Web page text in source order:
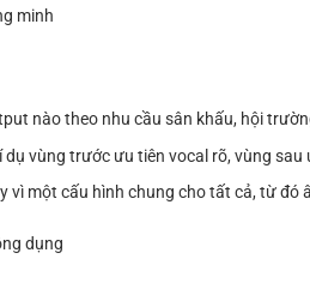
minh
nào theo nhu cầu sân khấu, hội
vùng trước ưu tiên vocal rõ, vùng sau
vì một cấu hình chung cho tất cả, từ đó
dụng